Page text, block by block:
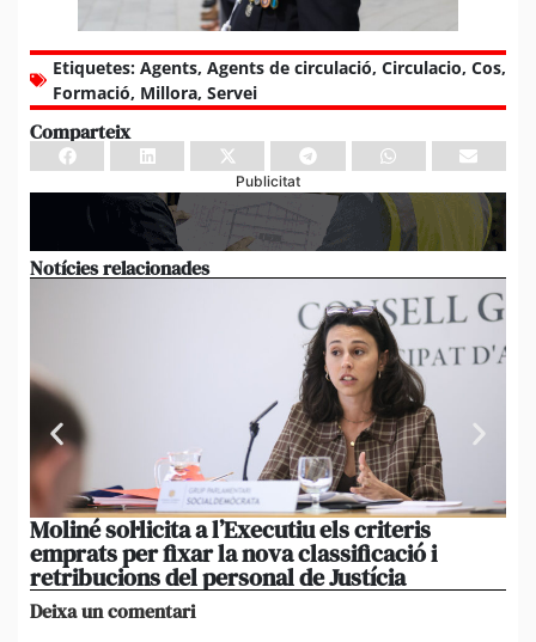
Etiquetes: Agents, Agents de circulació, Circulacio, Cos,
Formació, Millora, Servei
Comparteix
Publicitat
Notícies relacionades
Moliné sol·licita a l’Executiu els criteris
emprats per fixar la nova classificació i
retribucions del personal de Justícia
Deixa un comentari